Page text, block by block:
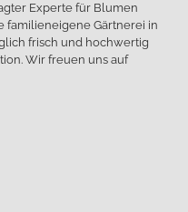
Experte für Blumen
familieneigene Gärtnerei in
frisch und hochwertig
Wir freuen uns auf